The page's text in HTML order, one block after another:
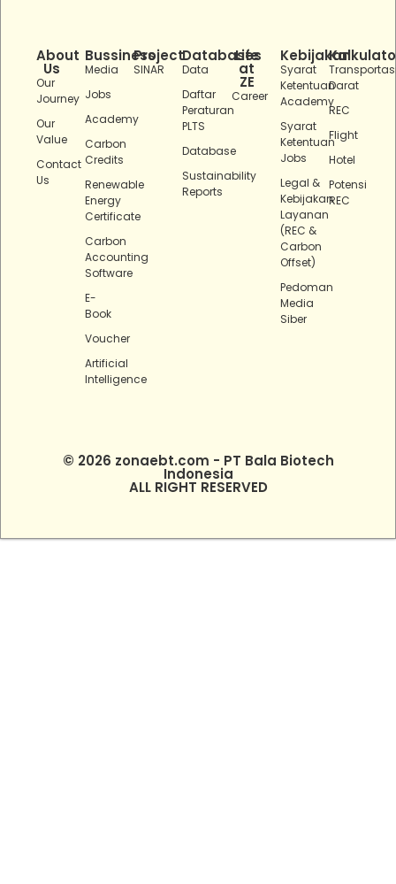
About
Us
Our
Journey
Our
Value
Contact
Us
Bussiness
Media
Jobs
Academy
Carbon
Credits
Renewable
Energy
Certificate
Carbon
Accounting
Software
E-
Book
Voucher
Artificial
Intelligence
Project
SINAR
Databases
Data
Daftar
Peraturan
PLTS
Database
Sustainability
Reports
Life
at
ZE
Career
Kebijakan
Syarat
Ketentuan
Academy
Syarat
Ketentuan
Jobs
Legal &
Kebijakan
Layanan
(REC &
Carbon
Offset)
Pedoman
Media
Siber
Darat
REC
Flight
Hotel
Potensi
REC
© 2026 zonaebt.com - PT Bala Biotech
Indonesia
ALL RIGHT RESERVED